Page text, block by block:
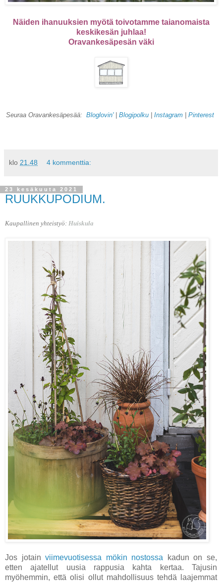
Näiden ihanuuksien myötä toivotamme taianomaista
keskikesän juhlaa!
Oravankesäpesän väki
Seuraa Oravankesäpesää: Bloglovin'| Blogipolku Instagram Pinterest
klo 21.48 4 kommenttia:
23 kesäkuuta 2021
RUUKKUPODIUM.
Kaupallinen yhteistyö: Huiskula
Jos jotainviimevuotisessa mökin nostossa kadun on se,
etten ajatellut uusia rappusia kahta kertaa. Tajusin
myöhemmin, että olisi ollut mahdollisuus tehdä laajemmat